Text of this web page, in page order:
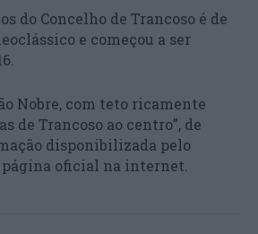
do Concelho de Trancoso é de
e começou a ser
Nobre, com teto ricamente
de Trancoso ao centro”, de
disponibilizada pelo
oficial na internet.